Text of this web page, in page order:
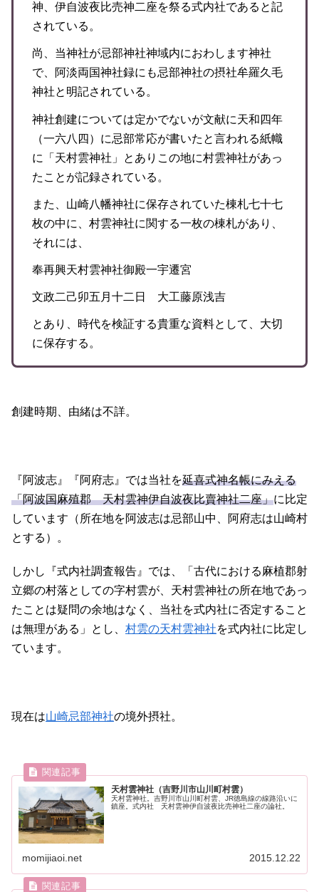
神、伊自波夜比売神二座を祭る式内社であると記
されている。
尚、当神社が忌部神社神域内におわします神社
で、阿淡両国神社録にも忌部神社の摂社牟羅久毛
神社と明記されている。
神社創建については定かでないが文献に天和四年
（一六八四）に忌部常応が書いたと言われる紙幟
に「天村雲神社」とありこの地に村雲神社があっ
たことが記録されている。
また、山崎八幡神社に保存されていた棟札七十七
枚の中に、村雲神社に関する一枚の棟札があり、
それには、
奉再興天村雲神社御殿一宇遷宮
文政二己卯五月十二日 大工藤原浅吉
とあり、時代を検証する貴重な資料として、大切
に保存する。
創建時期、由緒は不詳。
『阿波志』『阿府志』では当社を延喜式神名帳にみえる
「阿波国麻殖郡 天村雲神伊自波夜比賣神社二座」に比定
しています（所在地を阿波志は忌部山中、阿府志は山崎村
とする）。
しかし『式内社調査報告』では、「古代における麻植郡射
立郷の村落としての字村雲が、天村雲神社の所在地であっ
たことは疑問の余地はなく、当社を式内社に否定すること
は無理がある」とし、 村雲の天村雲神社を式内社に比定し
ています。
現在は山崎忌部神社の境外摂社。
天村雲神社（吉野川市山川町村雲）
天村雲神社。吉野川市山川町村雲、JR徳島線の線路沿いに
鎮座。式内社 天村雲神伊自波夜比売神社二座の論社。
momijiaoi.net 2015.12.22